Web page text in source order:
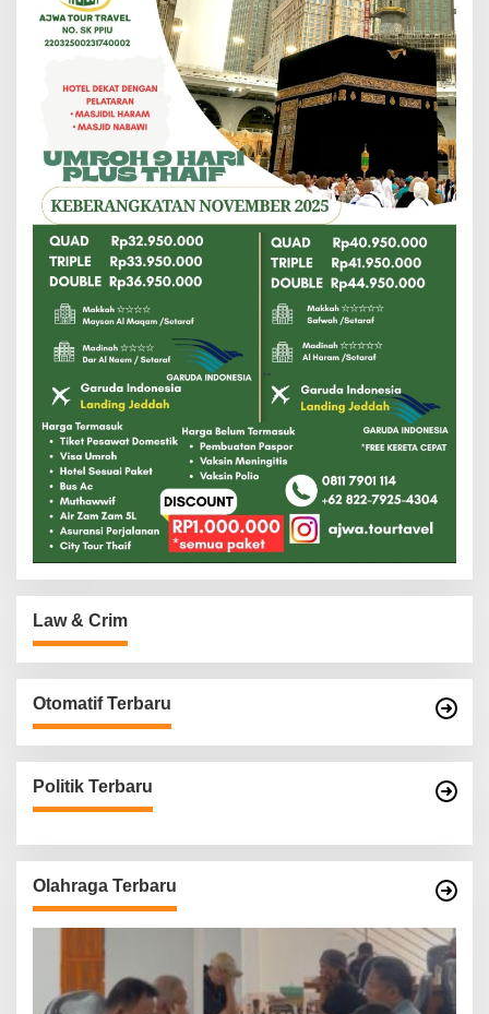
Law & Crim
Otomatif Terbaru
Politik Terbaru
Olahraga Terbaru